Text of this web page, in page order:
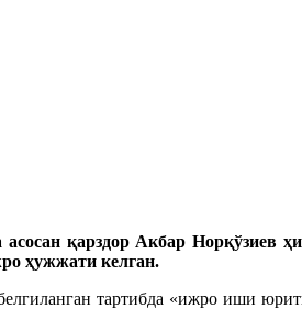
қарздор Акбар Норқўзиев
ҳужжати келган.
тартибда «ижро иши